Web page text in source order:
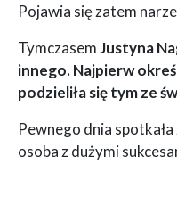
Pojawia się zatem
TymczasemJustyna
innego. Najpierw
podzieliła się tym ze
Pewnego dnia
osoba z dużymi